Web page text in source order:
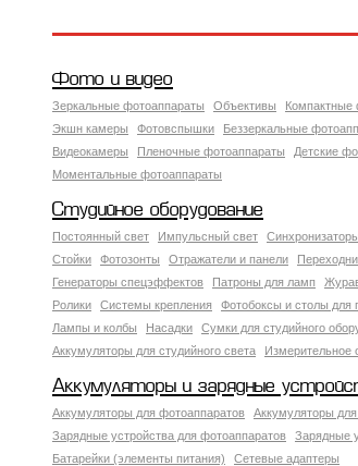
Фото и видео
Зеркальные фотоаппараты Объективы
Компактные
Экшн камеры
Фотовспышки
Беззеркальные
Видеокамеры
Пленочные фотоаппараты
Детские
Моментальные фотоаппараты
Студийное оборудование
Постоянный свет Импульсный свет Синхронизаторы
Стойки
Фотозонты Отражатели и панели
Генераторы спецэффектов
Патроны для ламп
Ролики
Системы крепления
Фотобоксы и столы для
Лампы и колбы
Насадки
Сумки для студийного
Аккумуляторы для студийного света
Измерительное
Аккумуляторы и зарядные
Аккумуляторы для фотоаппаратов
Аккумуляторы
Зарядные устройства для фотоаппаратов
Зарядные
Батарейки (элементы питания)
Сетевые адаптеры